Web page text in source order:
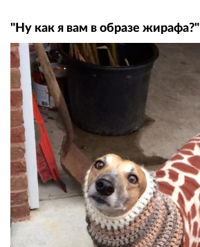
"Ну как я вам в образе жирафа?"